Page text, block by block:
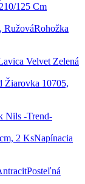
125 Cm
Rohožka
Velvet Zelená
Žiarovka 10705,
Nils -Trend-
Napínacia
Posteľná